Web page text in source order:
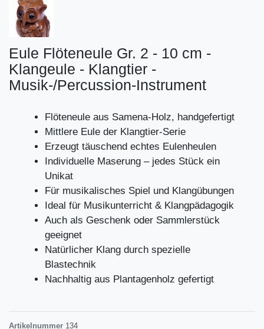
Eule Flöteneule Gr. 2 - 10 cm -
Klangeule - Klangtier -
Musik-/Percussion-Instrument
Flöteneule aus Samena-Holz, handgefertigt
Mittlere Eule der Klangtier-Serie
Erzeugt täuschend echtes Eulenheulen
Individuelle Maserung – jedes Stück ein
Unikat
Für musikalisches Spiel und Klangübungen
Ideal für Musikunterricht & Klangpädagogik
Auch als Geschenk oder Sammlerstück
geeignet
Natürlicher Klang durch spezielle
Blastechnik
Nachhaltig aus Plantagenholz gefertigt
Artikelnummer 134